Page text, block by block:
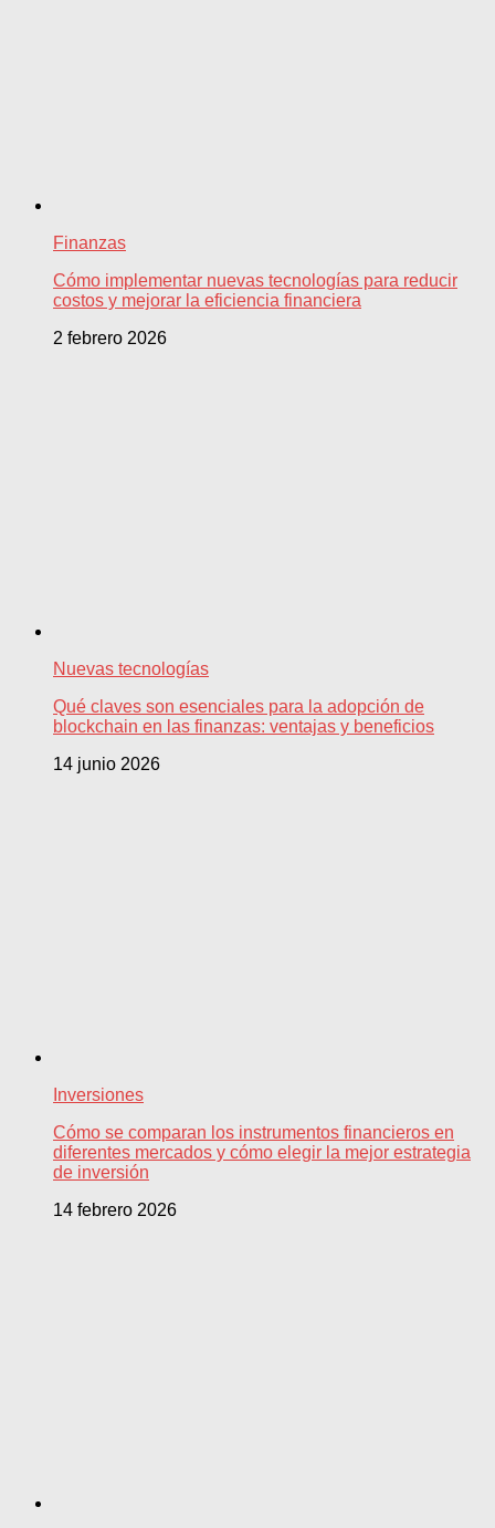
Finanzas
Cómo implementar nuevas tecnologías para reducir
costos y mejorar la eficiencia financiera
2 febrero 2026
Nuevas tecnologías
Qué claves son esenciales para la adopción de
blockchain en las finanzas: ventajas y beneficios
14 junio 2026
Inversiones
Cómo se comparan los instrumentos financieros en
diferentes mercados y cómo elegir la mejor estrategia
de inversión
14 febrero 2026